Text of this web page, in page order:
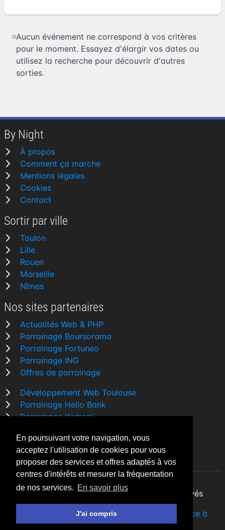
En poursuivant votre navigation, vous
acceptez l'utilisation de cookies pour vous
proposer des services et offres adaptés à vos
centres d'intérêts et mesurer la fréquentation
de nos services. En savoir plus
J'ai compris
Aucun événement ne correspond à vos critères
pour le moment. Essayez d'élargir vos dates ou
utilisez la recherche pour découvrir d'autres
sorties.
By Night
À propos
Comment ça marche
Mentions légales
Cookies
Contact
Sortir par ville
Toulon
Lille
Rouen
Marseille
Nîmes
Nos sites partenaires
Actualités Web & PHP
Parrainage Boursorama
Parrainage Fortuneo
Parrainage ING
Offres de parrainage
Développement Web Toulouse
Parrainage Hello Bank
Parrainage Yomoni
Comparatif banque
By Night v5.7.3| © 2026 - Tous droits réservés
par undéveloppeur Web Freelance à
Toulouse